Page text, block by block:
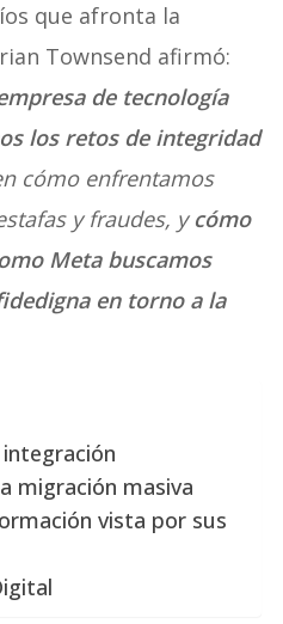
que afronta la
Townsend afirmó:
de tecnología
los retos de integridad
cómo enfrentamos
y fraudes, y cómo
Meta buscamos
en torno a la
migración masiva
vista por sus